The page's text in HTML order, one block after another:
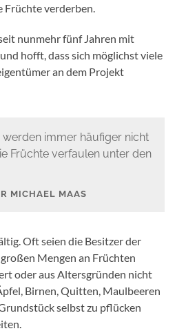
Früchte verderben.
nunmehr fünf Jahren mit
hofft, dass sich möglichst viele
an dem Projekt
werden immer häufiger nicht
Früchte verfaulen unter den
MICHAEL MAAS
Oft seien die Besitzer der
Mengen an Früchten
oder aus Altersgründen nicht
Birnen, Quitten, Maulbeeren
selbst zu pflücken